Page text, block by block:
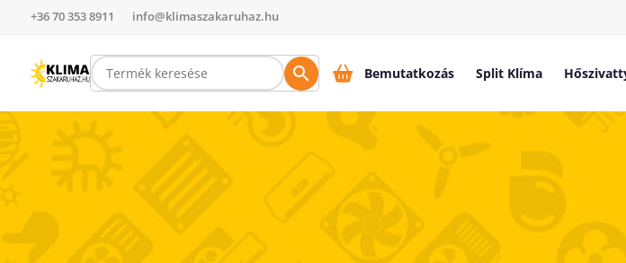
+36 70 353 8911 info@klimaszakaruhaz.hu
Bemutatkozás Split Klíma